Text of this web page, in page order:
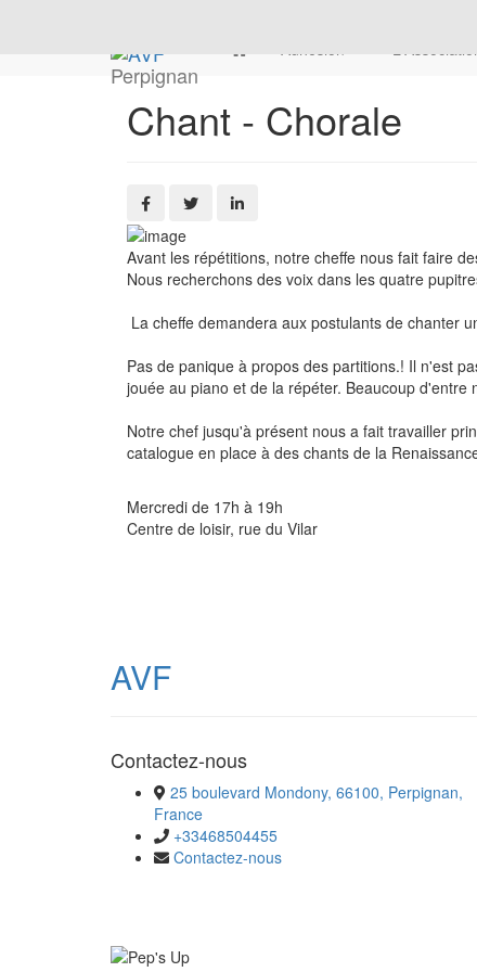
Perpignan
Adhésion
Chant - Chorale
Avant les répétitions, notre cheffe nous fait faire
Nous recherchons des voix dans les quatre
La cheffe demandera aux postulants de chanter
Pas de panique à propos des partitions.! Il n'est
jouée au piano et de la répéter. Beaucoup
Notre chef jusqu'à présent nous a fait travailler
catalogue en place à des chants de la
Mercredi de 17h à 19h
Centre de loisir, rue du Vilar
AVF
Contactez-nous
25 boulevard Mondony, 66100, Perpignan,
France
+33468504455
Contactez-nous